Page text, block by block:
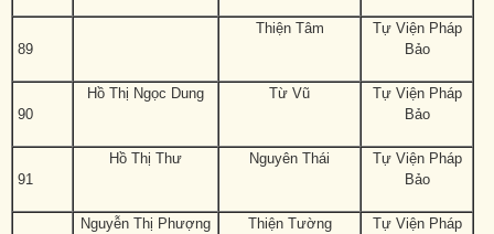
89
Thiện Tâm
Tự Viện Pháp
Bảo
90
Hồ Thị Ngọc Dung Từ Vũ
Tự Viện Pháp
Bảo
91
Hồ Thị Thư Nguyên Thái
Tự Viện Pháp
Bảo
Nguyễn Thị Phượng
Thiện Tường
Tự Viện Pháp